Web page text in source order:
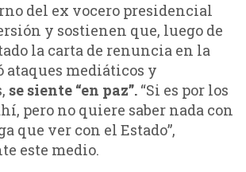
del ex vocero presidencial
y sostienen que, luego de
la carta de renuncia en la
ataques mediáticos y
se siente “en paz”.“Si es por los
pero no quiere saber nada con
que ver con el Estado”,
este medio.